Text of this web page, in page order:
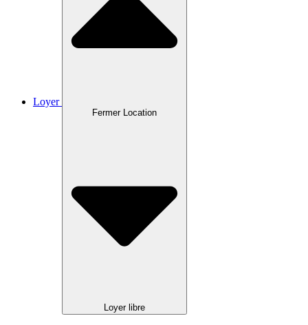
Loyer
Fermer Location
Loyer libre